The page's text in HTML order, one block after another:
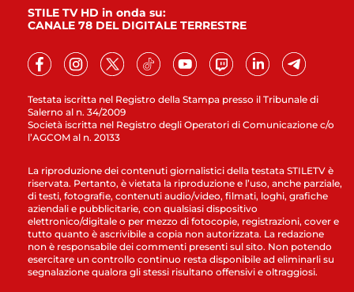
Testata iscritta nel Registro della Stampa presso il Tribunale di
Salerno al n. 34/2009
Società iscritta nel Registro degli Operatori di Comunicazione c/o
l’AGCOM al n. 20133
STILE TV HD in onda su:
CANALE 78 DEL DIGITALE TERRESTRE
La riproduzione dei contenuti giornalistici della testata STILETV è
riservata. Pertanto, è vietata la riproduzione e l’uso, anche parziale,
di testi, fotografie, contenuti audio/video, filmati, loghi, grafiche
aziendali e pubblicitarie, con qualsiasi dispositivo
elettronico/digitale o per mezzo di fotocopie, registrazioni, cover e
tutto quanto è ascrivibile a copia non autorizzata. La redazione
non è responsabile dei commenti presenti sul sito. Non potendo
esercitare un controllo continuo resta disponibile ad eliminarli su
segnalazione qualora gli stessi risultano offensivi e oltraggiosi.